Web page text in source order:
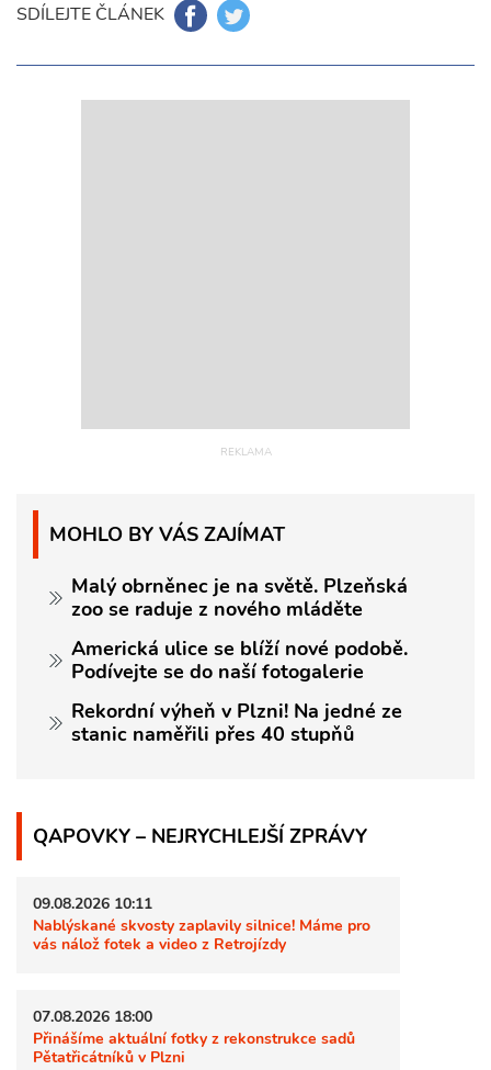
SDÍLEJTE ČLÁNEK
MOHLO BY VÁS ZAJÍMAT
Malý obrněnec je na světě. Plzeňská
zoo se raduje z nového mláděte
Americká ulice se blíží nové podobě.
Podívejte se do naší fotogalerie
Rekordní výheň v Plzni! Na jedné ze
stanic naměřili přes 40 stupňů
QAPOVKY – NEJRYCHLEJŠÍ ZPRÁVY
09.08.2026 10:11
Nablýskané skvosty zaplavily silnice! Máme pro
vás nálož fotek a video z Retrojízdy
07.08.2026 18:00
Přinášíme aktuální fotky z rekonstrukce sadů
Pětatřicátníků v Plzni